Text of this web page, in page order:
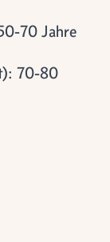
70 Jahre
70-80